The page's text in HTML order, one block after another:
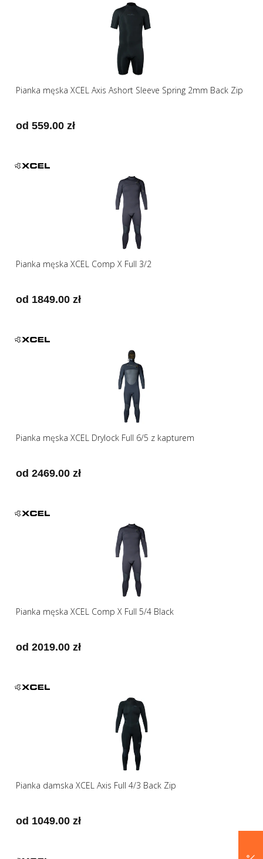
Pianka męska XCEL Axis Ashort Sleeve Spring 2mm Back Zip
od 559.00 zł
Pianka męska XCEL Comp X Full 3/2
od 1849.00 zł
Pianka męska XCEL Drylock Full 6/5 z kapturem
od 2469.00 zł
Pianka męska XCEL Comp X Full 5/4 Black
od 2019.00 zł
Pianka damska XCEL Axis Full 4/3 Back Zip
od 1049.00 zł